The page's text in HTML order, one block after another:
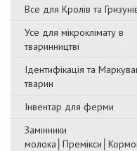
Все для Кролів та
Усе для мікроклімату в
тваринництві
Ідентифікація та
тварин
Інвентар для ферми
Замінники